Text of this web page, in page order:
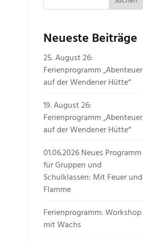
Neueste Beiträge
25. August 26:
Ferienprogramm „Abenteuer
auf der Wendener Hütte“
19. August 26:
Ferienprogramm „Abenteuer
auf der Wendener Hütte“
01.06.2026 Neues Programm
für Gruppen und
Schulklassen: Mit Feuer und
Flamme
Ferienprogramm: Workshop
mit Wachs